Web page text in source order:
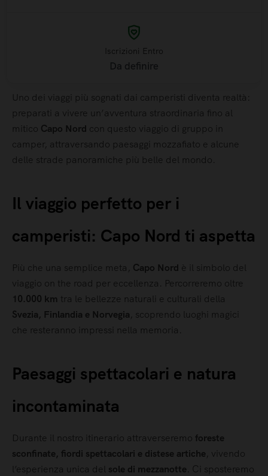
Iscrizioni Entro
Da definire
Uno dei viaggi più sognati dai camperisti diventa realtà:
preparati a vivere un’avventura straordinaria fino al
mitico Capo Nord con questo viaggio di gruppo in
camper, attraversando paesaggi mozzafiato e alcune
delle strade panoramiche più belle del mondo.
Il viaggio perfetto per i
camperisti: Capo Nord ti aspetta
Più che una semplice meta, Capo Nord è il simbolo del
viaggio on the road per eccellenza. Percorreremo oltre
10.000 km tra le bellezze naturali e culturali della
Svezia, Finlandia e Norvegia, scoprendo luoghi magici
che resteranno impressi nella memoria.
Paesaggi spettacolari e natura
incontaminata
Durante il nostro itinerario attraverseremo foreste
sconfinate, fiordi spettacolari e distese artiche, vivendo
l’esperienza unica del sole di mezzanotte. Ci sposteremo